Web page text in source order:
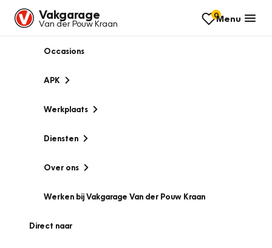
Vakgarage
Van der Pouw Kraan
0Menu
Occasions
APK
Werkplaats
Diensten
Over ons
Werken bij Vakgarage Van der Pouw Kraan
Direct naar